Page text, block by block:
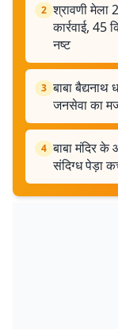
2 श्रावणी मेला
कार्रवाई, 45
नष्ट
3 बाबा
जनसेवा का
4 बाबा मंदिर
संदिग्ध पेड़ा